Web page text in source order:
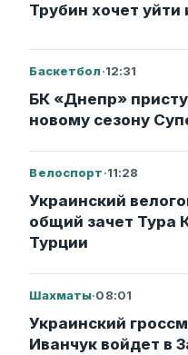
Трубин хочет
Баскетбол·12:31
БК «Днепр»
новому сезону
Велоспорт·11:28
Украинский
общий зачет Тура
Турции
Шахматы·08:01
Украинский
Иванчук войдет в